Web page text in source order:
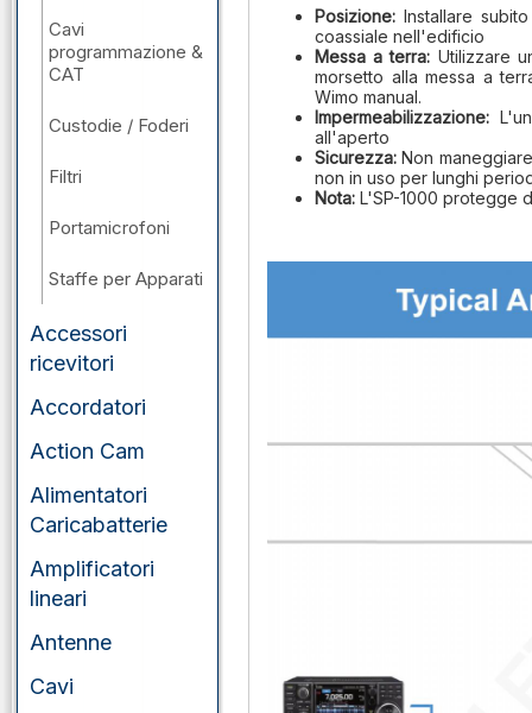
Cavi
programmazione &
CAT
Custodie / Foderi
Filtri
Portamicrofoni
Staffe per Apparati
Accessori
ricevitori
Accordatori
Action Cam
Alimentatori
Caricabatterie
Amplificatori
lineari
Antenne
Cavi
Posizione: Installare
coassiale nell'edificio
Messa a terra: Utilizzare
morsetto alla messa a
Wimo manual.
Impermeabilizzazione:
all'aperto
Sicurezza: Non
non in uso per lunghi
Nota: L'SP-1000 protegge